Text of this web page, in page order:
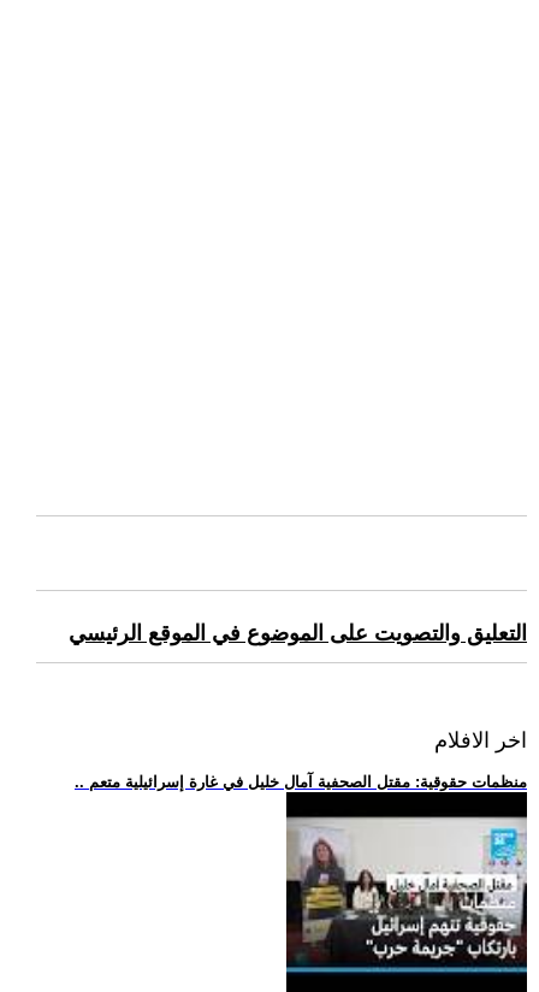
التعليق والتصويت على الموضوع في الموقع الرئيسي
اخر الافلام
.. منظمات حقوقية: مقتل الصحفية آمال خليل في غارة إسرائيلية متعم